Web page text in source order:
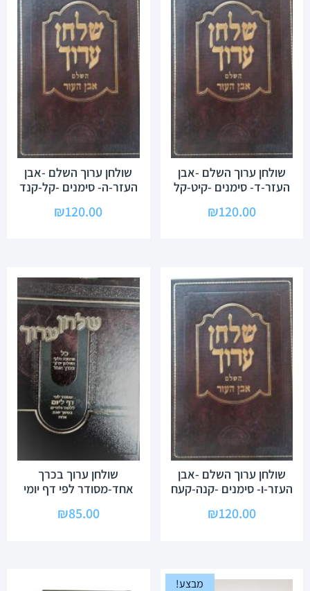
שולחן ערוך השלם -אבן
העזר-ד- סימנים -קיט-קל
₪120.00
שולחן ערוך השלם -אבן
העזר-ה- סימנים -קל-קנד
₪120.00
שולחן ערוך השלם -אבן
העזר-ו- סימנים -קנה-קעח
₪120.00
שולחן ערוך בכרך
אחד-מסודר לפי דף יומי
₪85.00
מבצע!